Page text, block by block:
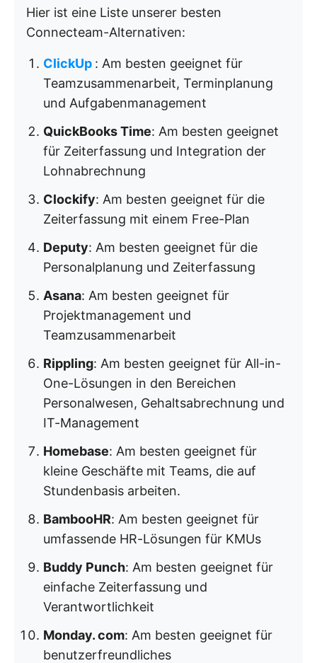
Hier ist eine Liste unserer besten
Connecteam-Alternativen:
ClickUp : Am besten geeignet für
Teamzusammenarbeit, Terminplanung
und Aufgabenmanagement
QuickBooks Time: Am besten geeignet
für Zeiterfassung und Integration der
Lohnabrechnung
Clockify: Am besten geeignet für die
Zeiterfassung mit einem Free-Plan
Deputy: Am besten geeignet für die
Personalplanung und Zeiterfassung
Asana: Am besten geeignet für
Projektmanagement und
Teamzusammenarbeit
Rippling: Am besten geeignet für All-in-
One-Lösungen in den Bereichen
Personalwesen, Gehaltsabrechnung und
IT-Management
Homebase: Am besten geeignet für
kleine Geschäfte mit Teams, die auf
Stundenbasis arbeiten.
BambooHR: Am besten geeignet für
umfassende HR-Lösungen für KMUs
Buddy Punch: Am besten geeignet für
einfache Zeiterfassung und
Verantwortlichkeit
Monday. com: Am besten geeignet für
benutzerfreundliches